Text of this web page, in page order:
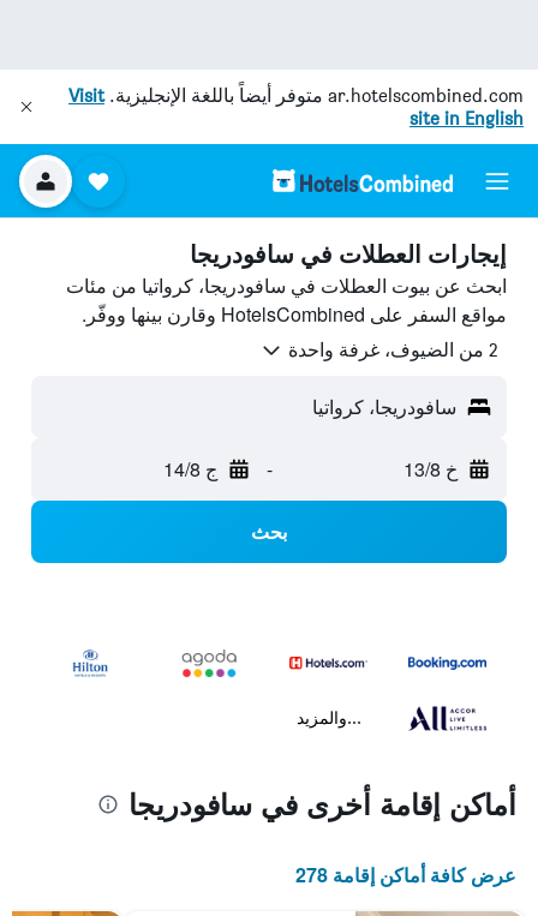
ar.hotelscombined.com متوفر أيضاً باللغة الإنجليزية.Visit
site in English
إيجارات العطلات في سافودريجا
ابحث عن بيوت العطلات في سافودريجا، كرواتيا من مئات
مواقع السفر على HotelsCombined وقارن بينها ووفّر.
2 من الضيوف، غرفة واحدة
سافودريجا، كرواتيا
خ 13/8 - ج 14/8
بحث
...والمزيد
أماكن إقامة أخرى في سافودريجا
عرض كافة أماكن إقامة 278